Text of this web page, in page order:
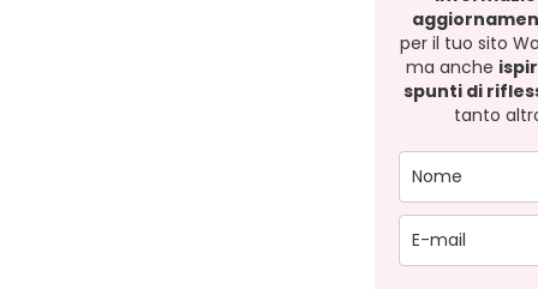
per il tuo sito
ma anche
spunti di
tanto